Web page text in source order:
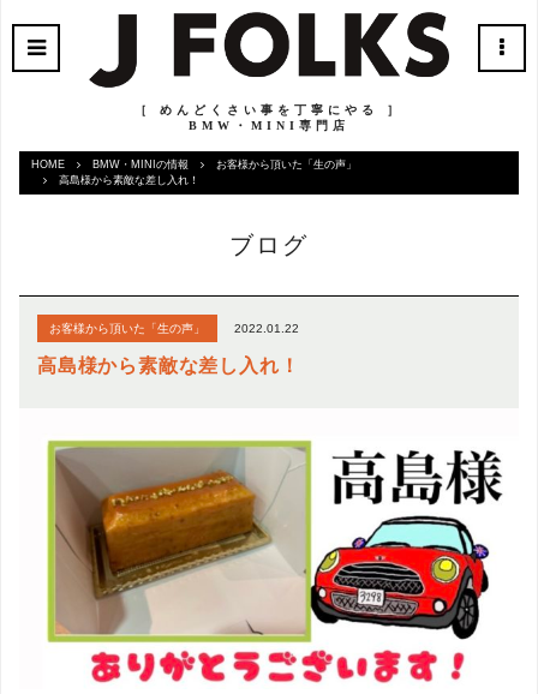
［ めんどくさい事を丁寧にやる ］
BMW・MINI専門店
HOME BMW・MINIの情報
お客様から頂いた「生の声」
高島様から素敵な差し入れ！
ブログ
お客様から頂いた「生の声」 2022.01.22
高島様から素敵な差し入れ！